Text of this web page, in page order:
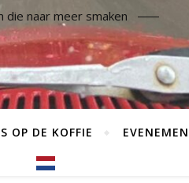
naar meer smaken
OP DE KOFFIE